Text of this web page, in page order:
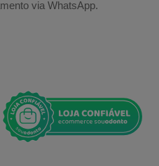
via WhatsApp.